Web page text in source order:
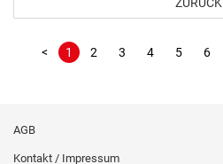
< 1 2 3 4 5 6
AGB
Kontakt / Impressum